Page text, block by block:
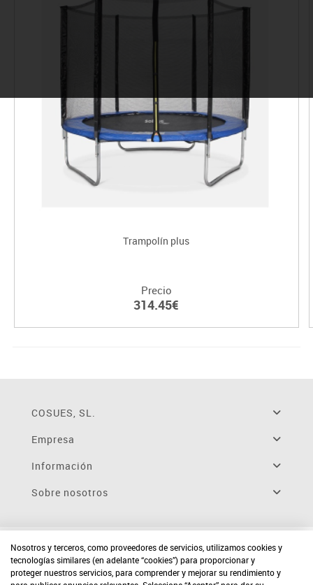
Trampolín plus
Precio
314.45€
COSUES, SL.
Empresa
Información
Sobre nosotros
Nosotros y terceros, como proveedores de servicios, utilizamos cookies y
tecnologías similares (en adelante “cookies”) para proporcionar y
proteger nuestros servicios, para comprender y mejorar su rendimiento y